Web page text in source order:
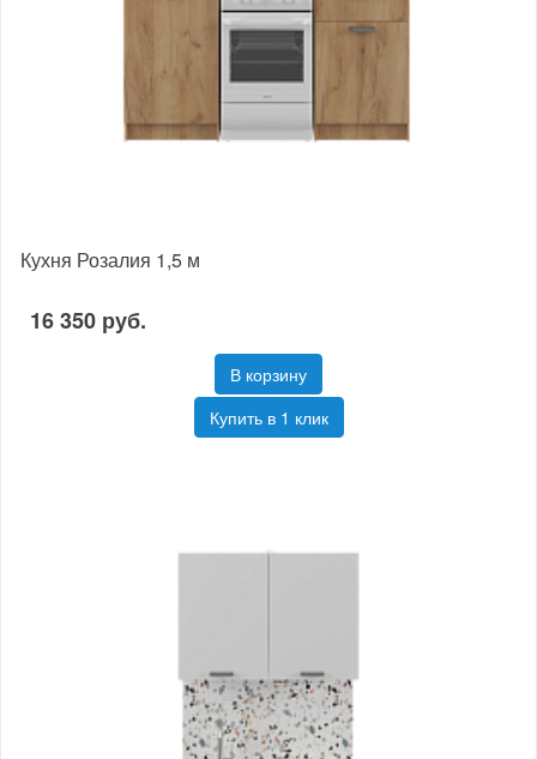
Кухня Розалия 1,5 м
16 350 руб.
В корзину
Купить в 1 клик